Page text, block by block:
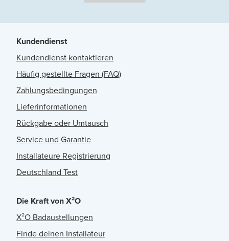
Kundendienst
Kundendienst kontaktieren
Häufig gestellte Fragen (FAQ)
Zahlungsbedingungen
Lieferinformationen
Rückgabe oder Umtausch
Service und Garantie
Installateure Registrierung
Deutschland Test
Die Kraft von X²O
X²O Badaustellungen
Finde deinen Installateur